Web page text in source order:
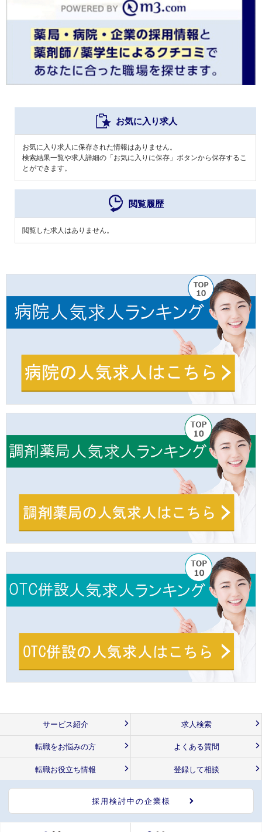
お気に入り求人
お気に入り求人に保存された情報はありません。
検索結果一覧や求人詳細の「お気に入りに保存」ボタンから保存するこ
とができます。
閲覧履歴
閲覧した求人はありません。
サービス紹介 求人検索
転職をお悩みの方 よくある質問
転職お役立ち情報 登録して相談
採用検討中の企業様